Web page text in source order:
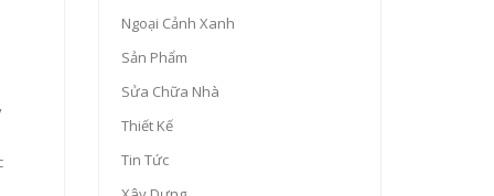
Ngoại Cảnh Xanh
Sản Phẩm
Sửa Chữa Nhà
Thiết Kế
Tin Tức